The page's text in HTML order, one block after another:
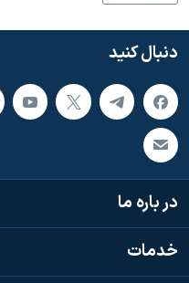
دنبال کنید
در باره ما
خدمات